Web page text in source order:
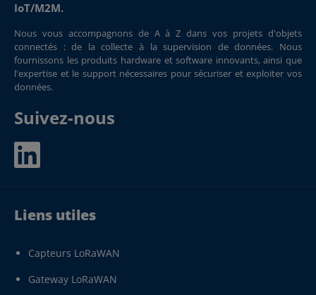
IoT/M2M.
Nous vous accompagnons de A à Z dans vos projets d'objets
connectés : de la collecte à la supervision de données. Nous
fournissons les produits hardware et software innovants, ainsi que
l'expertise et le support nécessaires pour sécuriser et exploiter vos
données.
Suivez-nous
Liens utiles
Capteurs LoRaWAN
Gateway LoRaWAN